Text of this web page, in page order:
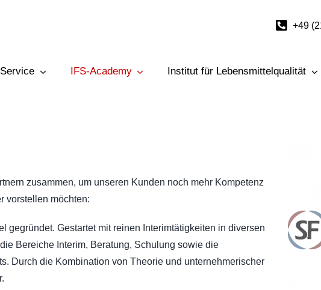
+49
Transport- & Fördereinrichtungen
Be- und Verarbeitungsmaschinen
Haltbarmachung
Service IFS-Academy Institut für Lebensmittelqualität
zusammen, um unseren Kunden noch mehr Kompetenz
vorstellen möchten:
Gestartet mit reinen Interimtätigkeiten in diversen
Bereiche Interim, Beratung, Schulung sowie die
Durch die Kombination von Theorie und unternehmerischer